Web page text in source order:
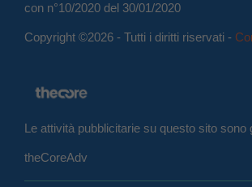
con n°10/2020 del 30/01/2020
Copyright ©2026 - Tutti i diritti riservati -
Le attività pubblicitarie su questo sito sono
theCoreAdv